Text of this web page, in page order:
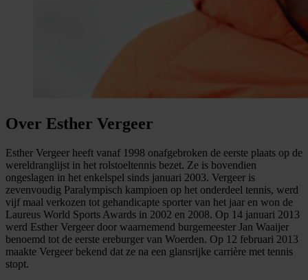
Over Esther Vergeer
Esther Vergeer heeft vanaf 1998 onafgebroken de eerste plaats op de
wereldranglijst in het rolstoeltennis bezet. Ze is bovendien
ongeslagen in het enkelspel sinds januari 2003. Vergeer is
zevenvoudig Paralympisch kampioen op het onderdeel tennis, werd
vijf maal verkozen tot gehandicapte sporter van het jaar en won de
Laureus World Sports Awards in 2002 en 2008. Op 14 januari 2013
werd Esther Vergeer door waarnemend burgemeester Jan Waaijer
benoemd tot de eerste ereburger van Woerden. Op 12 februari 2013
maakte Vergeer bekend dat ze na een glansrijke carrière met tennis
stopt.